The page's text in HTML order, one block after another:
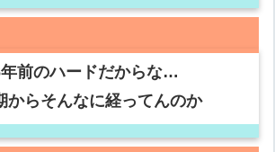
前のハードだからな…
からそんなに経ってんのか